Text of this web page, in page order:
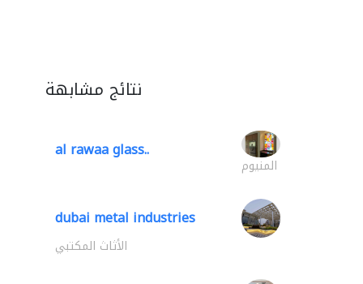
نتائج مشابهة
al rawaa glass..
المنيوم
dubai metal industries
الأثاث المكتبي